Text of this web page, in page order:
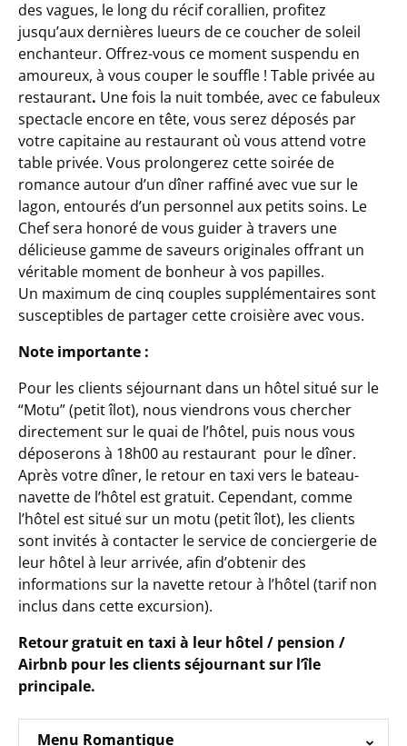
des vagues, le long du récif corallien, profitez
jusqu’aux dernières lueurs de ce coucher de soleil
enchanteur. Offrez-vous ce moment suspendu en
amoureux, à vous couper le souffle ! Table privée au
restaurant. Une fois la nuit tombée, avec ce fabuleux
spectacle encore en tête, vous serez déposés par
votre capitaine au restaurant où vous attend votre
table privée. Vous prolongerez cette soirée de
romance autour d’un dîner raffiné avec vue sur le
lagon, entourés d’un personnel aux petits soins. Le
Chef sera honoré de vous guider à travers une
délicieuse gamme de saveurs originales offrant un
véritable moment de bonheur à vos papilles.
Un maximum de cinq couples supplémentaires sont
susceptibles de partager cette croisière avec vous.
Note importante :
Pour les clients séjournant dans un hôtel situé sur le
“Motu” (petit îlot), nous viendrons vous chercher
directement sur le quai de l’hôtel, puis nous vous
déposerons à 18h00 au restaurant pour le dîner.
Après votre dîner, le retour en taxi vers le bateau-
navette de l’hôtel est gratuit. Cependant, comme
l’hôtel est situé sur un motu (petit îlot), les clients
sont invités à contacter le service de conciergerie de
leur hôtel à leur arrivée, afin d’obtenir des
informations sur la navette retour à l’hôtel (tarif non
inclus dans cette excursion).
Retour gratuit en taxi à leur hôtel / pension /
Airbnb pour les clients séjournant sur l’île
principale.
Menu Romantique